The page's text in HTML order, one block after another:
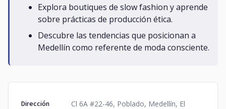
Explora boutiques de slow fashion y aprende
sobre prácticas de producción ética.
Descubre las tendencias que posicionan a
Medellín como referente de moda consciente.
Dirección
Cl 6A #22-46, Poblado, Medellín, El